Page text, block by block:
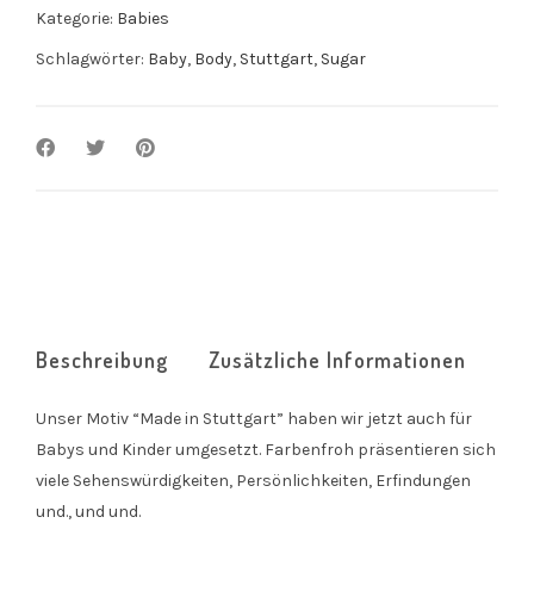
Kategorie: Babies
Schlagwörter: Baby, Body, Stuttgart, Sugar
Beschreibung Zusätzliche Informationen
Unser Motiv “Made in Stuttgart” haben wir jetzt auch für
Babys und Kinder umgesetzt. Farbenfroh präsentieren sich
viele Sehenswürdigkeiten, Persönlichkeiten, Erfindungen
und., und und.